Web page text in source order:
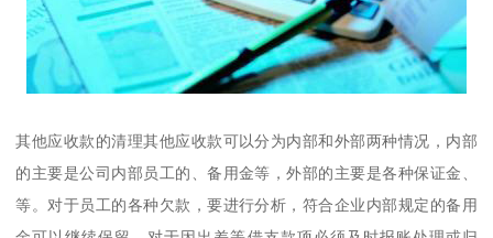
其他应收款的清理其他应收款可以分为内部和外部两种情况，内部
的主要是公司内部员工的、备用金等，外部的主要是各种保证金、
等。对于员工的各种欠款，要进行分析，符合企业内部规定的备用